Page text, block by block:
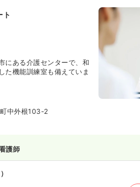
ト
にある介護センターで、和
た機能訓練室も備えていま
中外根103-2
護師